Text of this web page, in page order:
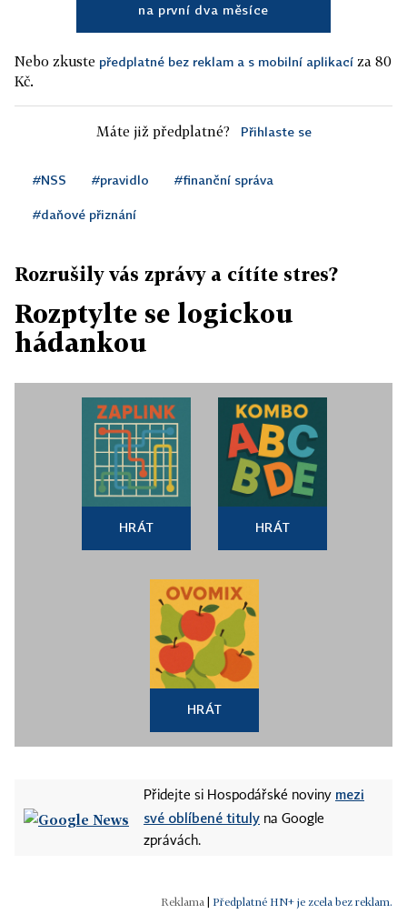
na první dva měsíce
Nebo zkuste předplatné bez reklam a s mobilní aplikací za 80
Kč.
Máte již předplatné? Přihlaste se
#NSS #pravidlo #finanční správa
#daňové přiznání
Rozrušily vás zprávy a cítíte stres?
Rozptylte se logickou
hádankou
HRÁT HRÁT
HRÁT
Přidejte si Hospodářské noviny mezi
své oblíbené tituly na Google
zprávách.
Předplatné HN+ je zcela bez reklam.